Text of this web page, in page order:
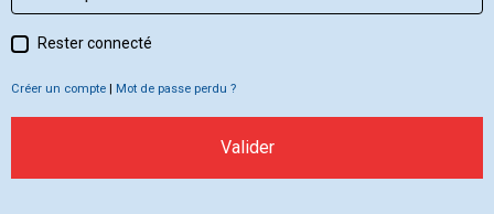
Rester connecté
Créer un compte | Mot de passe perdu ?
Valider